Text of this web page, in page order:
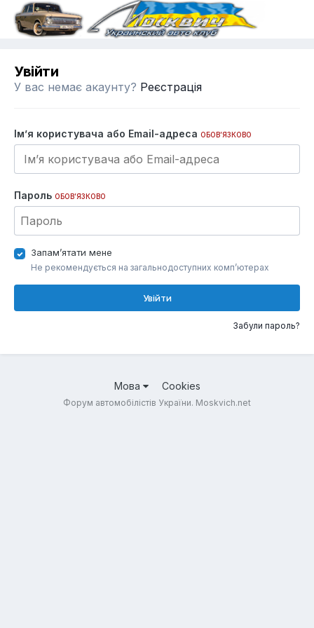
Увійти
У вас немає акаунту? Реєстрація
Ім’я користувача або Email-адреса ОБОВ’ЯЗКОВО
Пароль ОБОВ’ЯЗКОВО
Запам’ятати мене
Не рекомендується на загальнодоступних комп’ютерах
Увійти
Забули пароль?
Мова Cookies
Форум автомобілістів України. Moskvich.net